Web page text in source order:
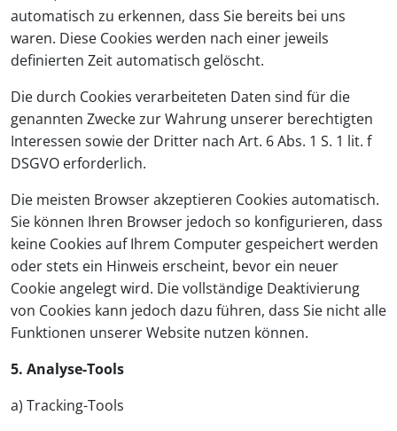
automatisch zu erkennen, dass Sie bereits bei uns
waren. Diese Cookies werden nach einer jeweils
definierten Zeit automatisch gelöscht.
Die durch Cookies verarbeiteten Daten sind für die
genannten Zwecke zur Wahrung unserer berechtigten
Interessen sowie der Dritter nach Art. 6 Abs. 1 S. 1 lit. f
DSGVO erforderlich.
Die meisten Browser akzeptieren Cookies automatisch.
Sie können Ihren Browser jedoch so konfigurieren, dass
keine Cookies auf Ihrem Computer gespeichert werden
oder stets ein Hinweis erscheint, bevor ein neuer
Cookie angelegt wird. Die vollständige Deaktivierung
von Cookies kann jedoch dazu führen, dass Sie nicht alle
Funktionen unserer Website nutzen können.
5. Analyse-Tools
a) Tracking-Tools